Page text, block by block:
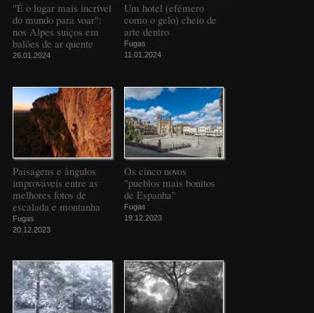
"É o lugar mais incrível
do mundo para voar":
nos Alpes suíços em
balões de ar quente
26.01.2024
Um hotel (efémero
como o gelo) cheio de
arte dentro
Fugas
11.01.2024
Paisagens e ângulos
improváveis entre as
melhores fotos de
escalada e montanha
Fugas
20.12.2023
Os cinco novos
"pueblos mais bonitos
de Espanha"
Fugas
19.12.2023